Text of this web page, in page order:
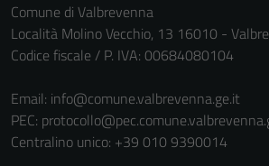
Comune di Valbrevenna
Località Molino Vecchio, 13 16010 -
Codice fiscale / P. IVA: 00684080104
Email: info@comune.valbrevenna.ge.it
PEC:
Centralino unico: +39 010 9390014